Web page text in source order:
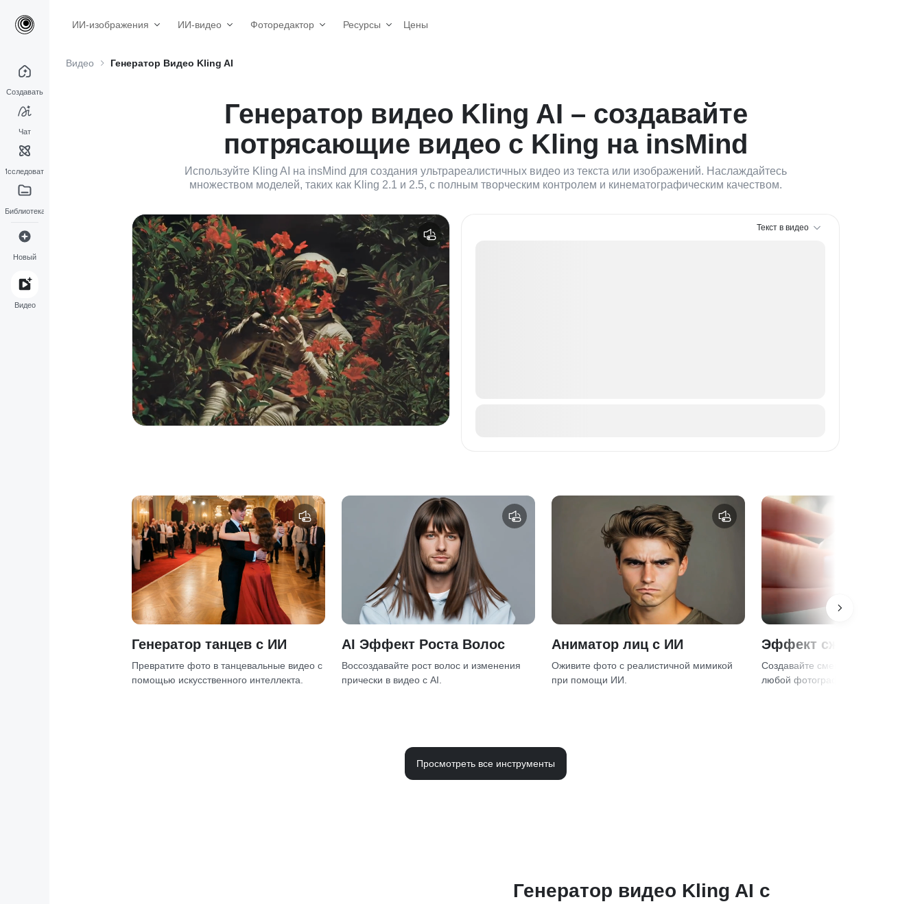
ИИ-изображения ИИ-видео Фоторедактор Ресурсы Цены
Создавать
Чат
Исследовать
Библиотека
Новый
Видео
Видео Генератор Видео Kling AI
Генератор видео Kling AI – создавайте
потрясающие видео с Kling на insMind
Используйте Kling AI на insMind для создания ультрареалистичных видео из текста или изображений. Наслаждайтесь
множеством моделей, таких как Kling 2.1 и 2.5, с полным творческим контролем и кинематографическим качеством.
Текст в видео
Генератор танцев с ИИ
Превратите фото в танцевальные видео с
помощью искусственного интеллекта.
AI Эффект Роста Волос
Воссоздавайте рост волос и изменения
прически в видео с AI.
Аниматор лиц с ИИ
Оживите фото с реалистичной мимикой
при помощи ИИ.
Эффект сжатия с ИИ
Создавайте смешные сжатые
любой фотографии мгновенно.
Просмотреть все инструменты
Генератор видео Kling AI с